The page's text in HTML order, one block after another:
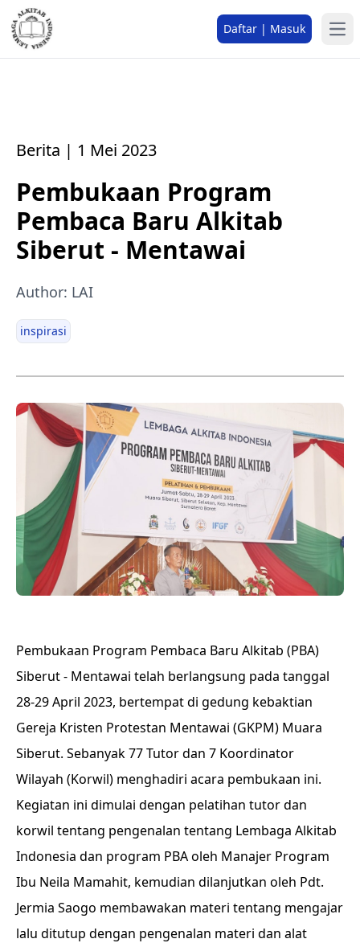
Daftar | Masuk
Berita | 1 Mei 2023
Pembukaan Program
Pembaca Baru Alkitab
Siberut - Mentawai
Author: LAI
inspirasi
Pembukaan Program Pembaca Baru Alkitab (PBA)
Siberut - Mentawai telah berlangsung pada tanggal
28-29 April 2023, bertempat di gedung kebaktian
Gereja Kristen Protestan Mentawai (GKPM) Muara
Siberut. Sebanyak 77 Tutor dan 7 Koordinator
Wilayah (Korwil) menghadiri acara pembukaan ini.
Kegiatan ini dimulai dengan pelatihan tutor dan
korwil tentang pengenalan tentang Lembaga Alkitab
Indonesia dan program PBA oleh Manajer Program
Ibu Neila Mamahit, kemudian dilanjutkan oleh Pdt.
Jermia Saogo membawakan materi tentang mengajar
lalu ditutup dengan pengenalan materi dan alat